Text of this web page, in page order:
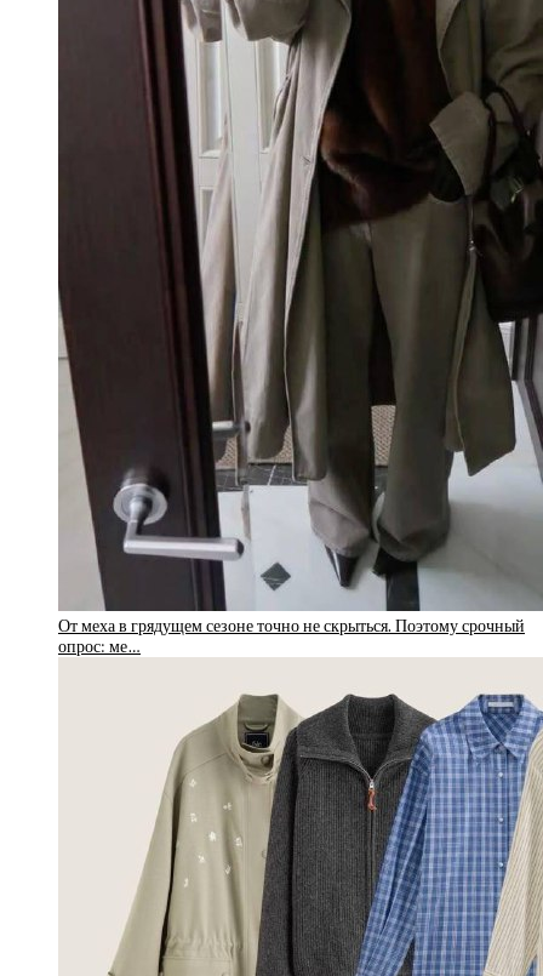
От меха в грядущем сезоне точно не скрыться. Поэтому срочный
опрос: ме…